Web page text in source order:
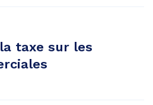
taxe sur les